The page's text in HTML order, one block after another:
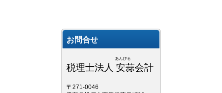
お問合せ
あんびる
税理士法人 安蒜会計
〒271-0046